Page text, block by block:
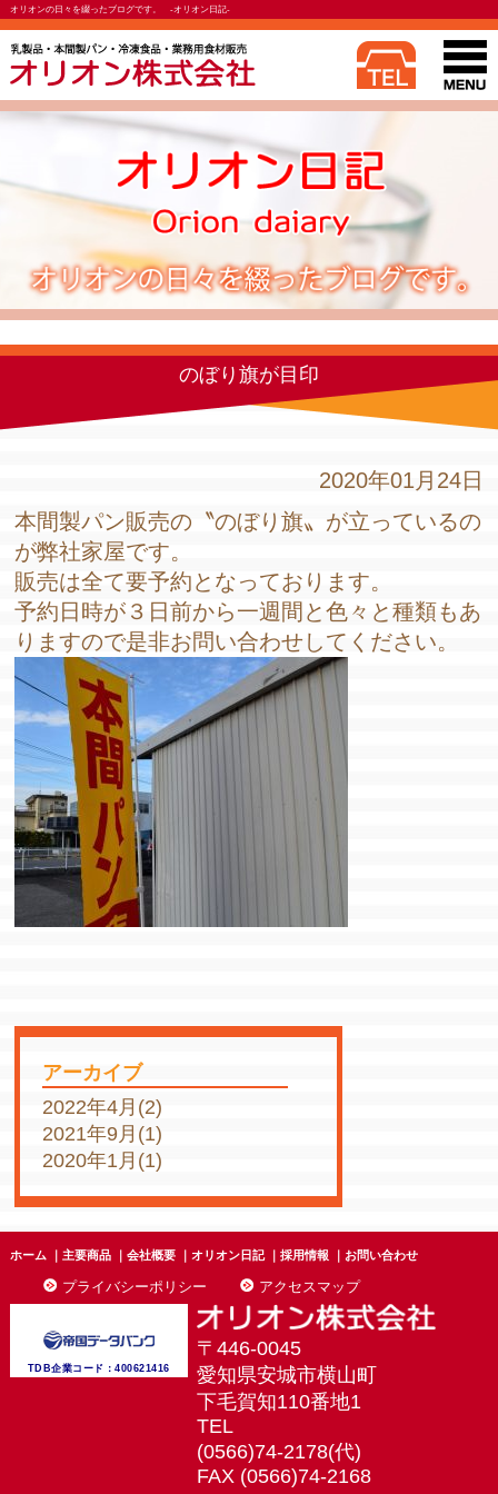
オリオンの日々を綴ったブログです。 -オリオン日記-
のぼり旗が目印
2020年01月24日
本間製パン販売の〝のぼり旗〟が立っているの
が弊社家屋です。
販売は全て要予約となっております。
予約日時が３日前から一週間と色々と種類もあ
りますので是非お問い合わせしてください。
アーカイブ
2022年4月(2)
2021年9月(1)
2020年1月(1)
ホーム ｜ 主要商品｜ 会社概要｜ オリオン日記｜ 採用情報 ｜ お問い合わせ
プライバシーポリシー アクセスマップ
TDB企業コード：400621416
〒446-0045
愛知県安城市横山町
下毛賀知110番地1
TEL
(0566)74-2178(代)
FAX (0566)74-2168